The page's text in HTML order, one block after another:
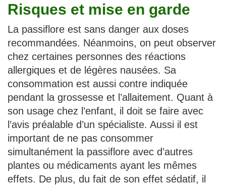
Risques et mise en garde
La passiflore est sans danger aux doses
recommandées. Néanmoins, on peut observer
chez certaines personnes des réactions
allergiques et de légères nausées. Sa
consommation est aussi contre indiquée
pendant la grossesse et l’allaitement. Quant à
son usage chez l’enfant, il doit se faire avec
l’avis préalable d’un spécialiste. Aussi il est
important de ne pas consommer
simultanément la passiflore avec d’autres
plantes ou médicaments ayant les mêmes
effets. De plus, du fait de son effet sédatif, il